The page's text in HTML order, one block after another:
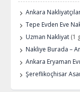
Ankara
Tepe Evden Eve
Uzman Nakliyat (1
Nakliye Burada –
Ankara Eryaman
Şereflikoçhisar